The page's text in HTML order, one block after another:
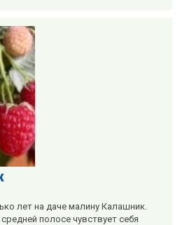
лет на даче малину Калашник.
полосе чувствует себя